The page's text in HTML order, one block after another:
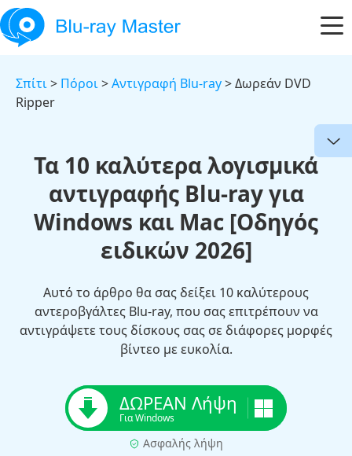
Σπίτι> Πόροι>Αντιγραφή Blu-ray> Δωρεάν DVD
Ripper
Τα 10 καλύτερα λογισμικά
αντιγραφής Blu-ray για
Windows και Mac [Οδηγός
ειδικών 2026]
Αυτό το άρθρο θα σας δείξει 10 καλύτερους
αντεροβγάλτες Blu-ray, που σας επιτρέπουν να
αντιγράψετε τους δίσκους σας σε διάφορες μορφές
βίντεο με ευκολία.
ΔΩΡΕΑΝ Λήψη
Για Windows
Ασφαλής λήψη